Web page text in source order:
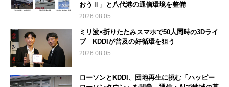
おうⅡ」と八代港の通信環境を整備
2026.08.05
ミリ波×折りたたみスマホで50人同時の3Dライ
ブ KDDIが普及の好循環を狙う
2026.08.05
ローソンとKDDI、団地再生に挑む「ハッピー